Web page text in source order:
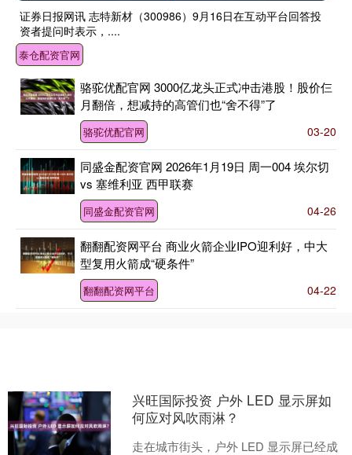
证券日报网讯 志特新材（300986）9月16日在互动平台回答投
资者提问时表示，....
泰仓配资官网
骆驼优配官网 3000亿龙头正式冲击港股！股价仨
月翻倍，想减持的高管们也“舍不得”了
骆驼优配官网 03-20
同盛金配资官网 2026年1月19日 周一004 埃尔切
vs 塞维利亚 西甲联赛
同盛金配资官网 04-26
翻翻配资网平台 商业火箭企业IPO迎利好，中大
型复用火箭成“硬条件”
翻翻配资网平台 04-22
兴旺国际投资 户外 LED 显示屏如
何应对风吹雨淋？
走在城市街头，户外 LED 显示屏已经成